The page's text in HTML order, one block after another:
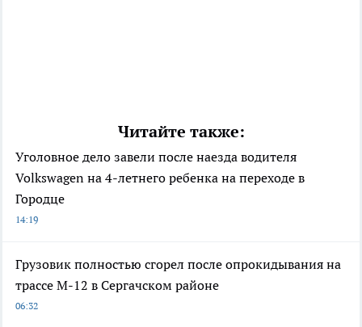
Читайте также:
Уголовное дело завели после наезда водителя
Volkswagen на 4-летнего ребенка на переходе в
Городце
14:19
Грузовик полностью сгорел после опрокидывания на
трассе М-12 в Сергачском районе
06:32